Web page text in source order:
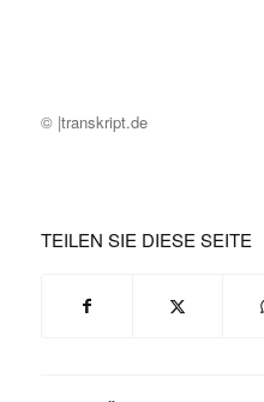
© |transkript.de
TEILEN SIE DIESE SEITE